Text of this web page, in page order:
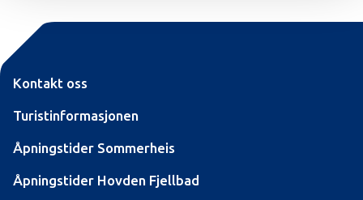
Kontakt oss
Turistinformasjonen
Åpningstider Sommerheis
Åpningstider Hovden Fjellbad